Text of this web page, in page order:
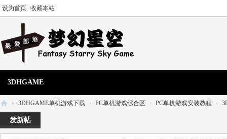
设为首页 收藏本站
3DHGAME
D
» 3DHGAME单机游戏下载 › PC单机游戏综合区 › PC单机游戏安装教程 ›
发新帖